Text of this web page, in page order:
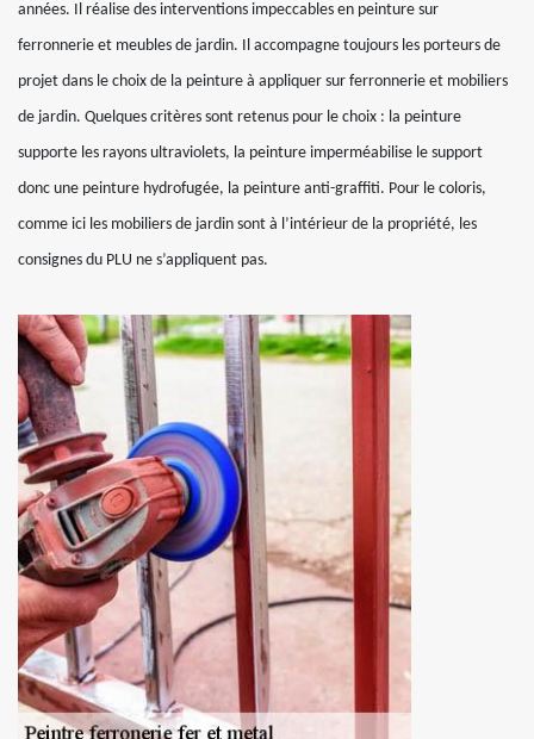
années. Il réalise des interventions impeccables en peinture sur
ferronnerie et meubles de jardin. Il accompagne toujours les porteurs de
projet dans le choix de la peinture à appliquer sur ferronnerie et mobiliers
de jardin. Quelques critères sont retenus pour le choix : la peinture
supporte les rayons ultraviolets, la peinture imperméabilise le support
donc une peinture hydrofugée, la peinture anti-graffiti. Pour le coloris,
comme ici les mobiliers de jardin sont à l’intérieur de la propriété, les
consignes du PLU ne s’appliquent pas.